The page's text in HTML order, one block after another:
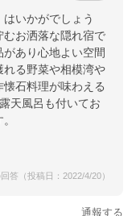
いかがでしょう
お洒落な隠れ宿で
あり心地よい空間
る野菜や相模湾や
石料理が味わえる
天風呂も付いてお
答（投稿日：2022/4/20）
通報する